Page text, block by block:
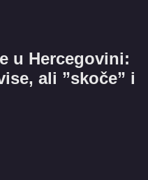
u Hercegovini:
ali ”skoče” i